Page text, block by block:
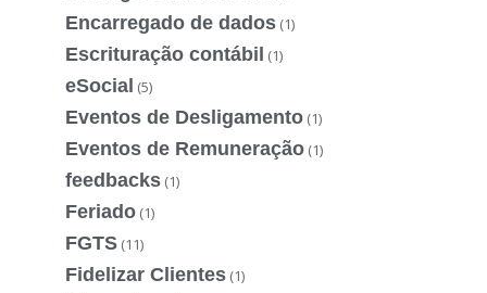
Encarregado de dados (1)
Escrituração contábil (1)
eSocial (5)
Eventos de Desligamento (1)
Eventos de Remuneração (1)
feedbacks (1)
Feriado (1)
FGTS (11)
Fidelizar Clientes (1)